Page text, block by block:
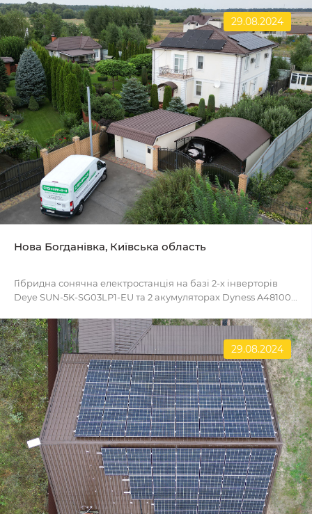
29.08.2024
Нова Богданівка, Київська область
Гібридна сонячна електростанція на базі 2-х інверторів
Deye SUN-5K-SG03LP1-EU та 2 акумуляторах Dyness A48100...
29.08.2024